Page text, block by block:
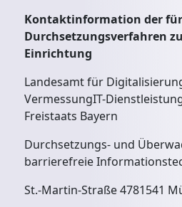
Kontaktinformation der
Durchsetzungsverfahren
Einrichtung
Landesamt für
VermessungIT-
Freistaats Bayern
Durchsetzungs- und
barrierefreie
St.-Martin-Straße 4781541